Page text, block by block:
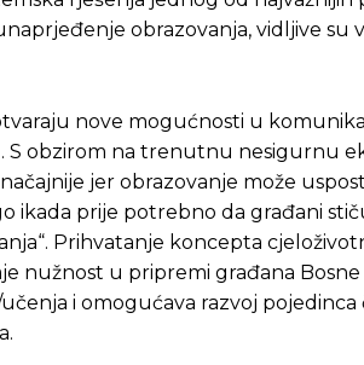
obrazovanja, vidljive
nove mogućnosti u
obzirom na trenutnu nesigurnu
jer obrazovanje može
ikada prije potrebno da građani
Prihvatanje koncepta
nužnost u pripremi građana
i omogućava razvoj